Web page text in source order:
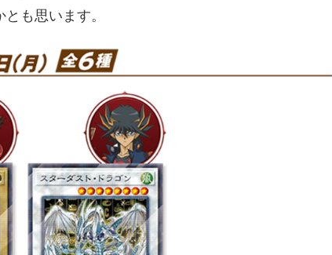
も思います。